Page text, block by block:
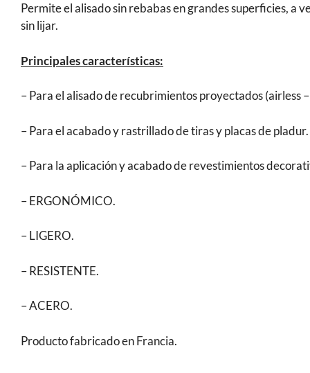
Permite el alisado sin rebabas en grandes superficies,
sin lijar.
Principales características:
– Para el alisado de recubrimientos proyectados (airless
– Para el acabado y rastrillado de tiras y placas de pladur.
– Para la aplicación y acabado de revestimientos
– ERGONÓMICO.
– LIGERO.
– RESISTENTE.
– ACERO.
Producto fabricado en Francia.